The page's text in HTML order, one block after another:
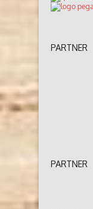
PARTNER
PARTNER